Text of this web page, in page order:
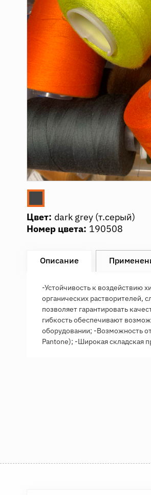
Цвет: dark grey (т.серый)
Номер цвета: 190508
Описание
-Устойчивость к воздействию
органических растворителей,
позволяет гарантировать
гибкость обеспечивают
оборудовании; -Возможность
Pantone); -Широкая складская